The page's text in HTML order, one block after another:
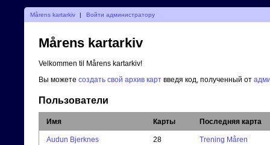
Mårens kartarkiv | Войти администратору
Mårens kartarkiv
Velkommen til Mårens kartarkiv!
Вы можете создать свой архив карт введя код, полученный от
Пользователи
Имя Карты Последняя карта
Audun Bjerknes 28 Trening Måren